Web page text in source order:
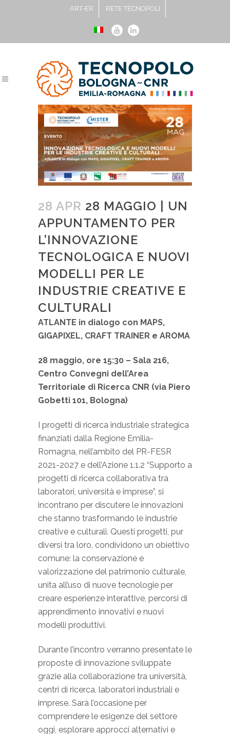
ART-ER RETE TECNOPOLI
28 APR 28 MAGGIO | UN
APPUNTAMENTO PER
L’INNOVAZIONE
TECNOLOGICA E NUOVI
MODELLI PER LE
INDUSTRIE CREATIVE E
CULTURALI
ATLANTE in dialogo con MAPS,
GIGAPIXEL, CRAFT TRAINER e AROMA
28 maggio, ore 15:30 – Sala 216,
Centro Convegni dell’Area
Territoriale di Ricerca CNR (via Piero
Gobetti 101, Bologna)
I progetti di ricerca industriale strategica
finanziati dalla Regione Emilia-
Romagna, nell’ambito del PR-FESR
2021-2027 e dell’Azione 1.1.2 “Supporto a
progetti di ricerca collaborativa tra
laboratori, università e imprese”, si
incontrano per discutere le innovazioni
che stanno trasformando le industrie
creative e culturali. Questi progetti, pur
diversi tra loro, condividono un obiettivo
comune: la conservazione e
valorizzazione del patrimonio culturale,
unita all’uso di nuove tecnologie per
creare esperienze interattive, percorsi di
apprendimento innovativi e nuovi
modelli produttivi.
Durante l’incontro verranno presentate le
proposte di innovazione sviluppate
grazie alla collaborazione tra università,
centri di ricerca, laboratori industriali e
imprese. Sarà l’occasione per
comprendere le esigenze del settore
oggi, esplorare approcci alternativi e